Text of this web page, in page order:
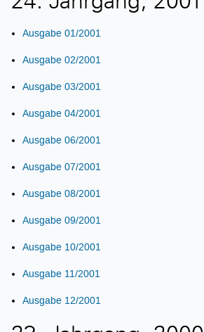
Ausgabe 01/2001
Ausgabe 02/2001
Ausgabe 03/2001
Ausgabe 04/2001
Ausgabe 06/2001
Ausgabe 07/2001
Ausgabe 08/2001
Ausgabe 09/2001
Ausgabe 10/2001
Ausgabe 11/2001
Ausgabe 12/2001